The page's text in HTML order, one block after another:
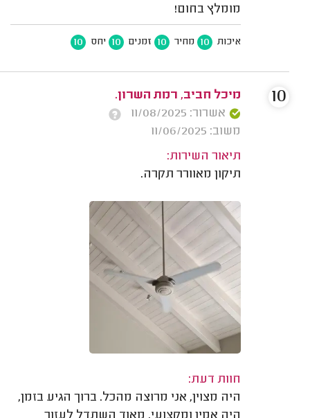
מומלץ בחום!
איכות 10 מחיר 10 זמנים 10 יחס 10
מיכל חביב, רמת השרון.
אשרור: 11/08/2025
משוב: 11/06/2025
תיאור השירות:
תיקון מאוורר תקרה.
חוות דעת:
היה מצוין, אני מרוצה מהכל. ברוך הגיע בזמן,
10